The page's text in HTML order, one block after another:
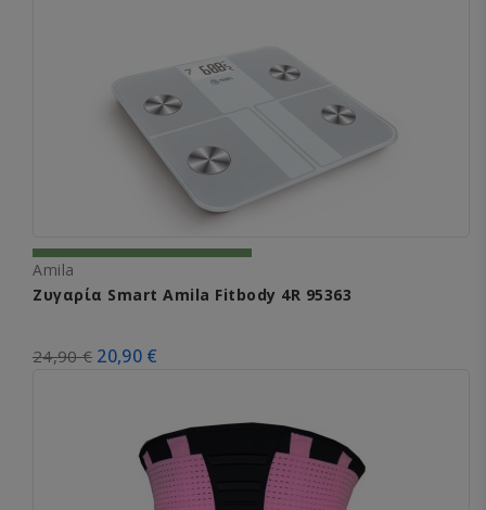
Amila
Ζυγαρία Smart Amila Fitbody 4R 95363
24,90 € 20,90 €